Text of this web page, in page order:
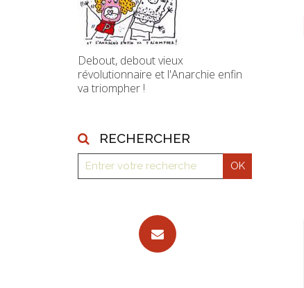
Debout, debout vieux
révolutionnaire et l'Anarchie enfin
va triompher !
RECHERCHER